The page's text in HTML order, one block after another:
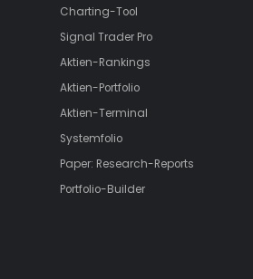
Charting-Tool
Signal Trader Pro
Aktien-Rankings
Aktien-Portfolio
Aktien-Terminal
Systemfolio
Paper: Research-Reports
Portfolio-Builder